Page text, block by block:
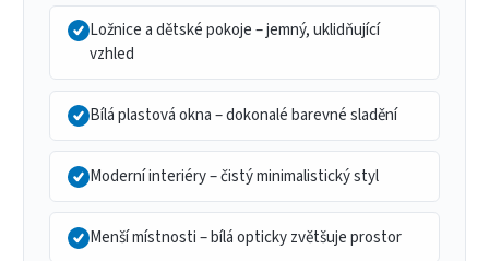
Ložnice a dětské pokoje – jemný, uklidňující
vzhled
Bílá plastová okna – dokonalé barevné sladění
Moderní interiéry – čistý minimalistický styl
Menší místnosti – bílá opticky zvětšuje prostor